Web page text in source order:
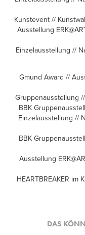
Kunstevent //
Ausstellung
Einzelausstellung //
Gmund Award //
Gruppenausstellung
BBK
Einzelausstellung //
BBK
Ausstellung
HEARTBREAKER im
DAS